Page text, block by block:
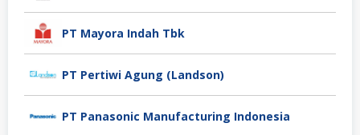
PT Mayora Indah Tbk
PT Pertiwi Agung (Landson)
PT Panasonic Manufacturing Indonesia